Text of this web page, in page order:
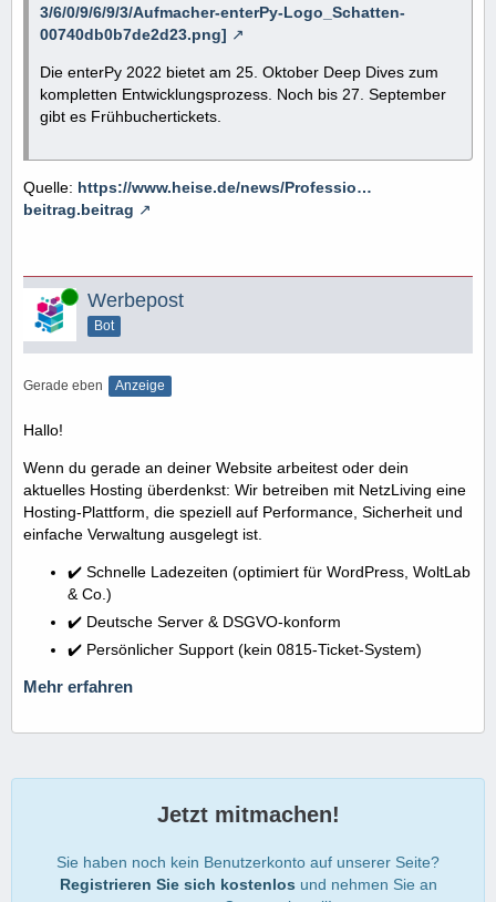
3/6/0/9/6/9/3/Aufmacher-enterPy-Logo_Schatten-
00740db0b7de2d23.png]
Die enterPy 2022 bietet am 25. Oktober Deep Dives zum
kompletten Entwicklungsprozess. Noch bis 27. September
gibt es Frühbuchertickets.
Quelle: https://www.heise.de/news/Professio…
beitrag.beitrag
Online Werbepost
Bot
Gerade eben Anzeige
Hallo!
Wenn du gerade an deiner Website arbeitest oder dein
aktuelles Hosting überdenkst: Wir betreiben mit NetzLiving eine
Hosting-Plattform, die speziell auf Performance, Sicherheit und
einfache Verwaltung ausgelegt ist.
✔️ Schnelle Ladezeiten (optimiert für WordPress, WoltLab
& Co.)
✔️ Deutsche Server & DSGVO-konform
✔️ Persönlicher Support (kein 0815-Ticket-System)
Mehr erfahren
Jetzt mitmachen!
Sie haben noch kein Benutzerkonto auf unserer Seite?
Registrieren Sie sich kostenlos und nehmen Sie an